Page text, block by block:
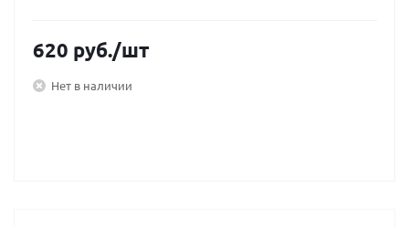
620 руб./шт
Нет в наличии